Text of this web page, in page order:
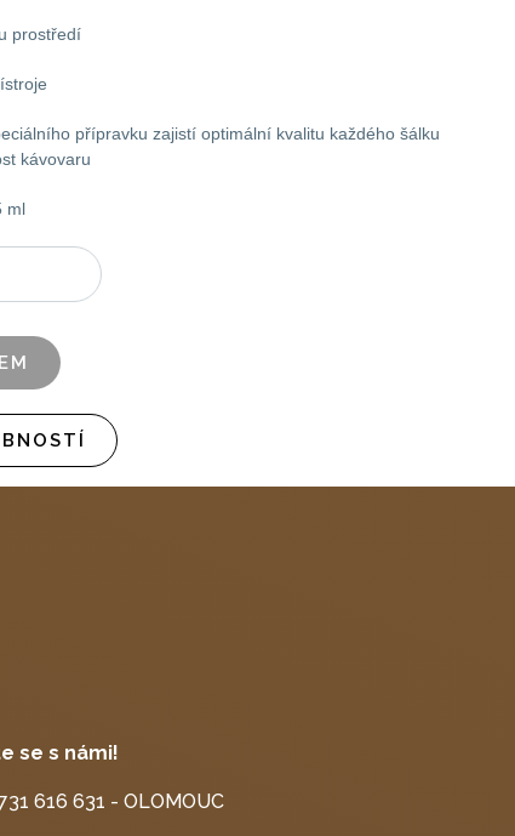
prostředí
přípravku zajistí optimální kvalitu každého šálku
kávovaru
ml
se s námi!
616 631 - OLOMOUC